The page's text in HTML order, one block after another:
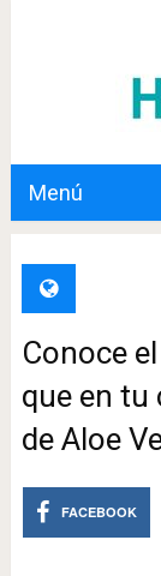
Menú
Conoce
que en tu
de Aloe
FACEBOOK